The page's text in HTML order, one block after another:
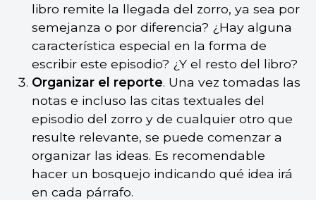
libro remite la llegada del zorro, ya sea por
semejanza o por diferencia? ¿Hay alguna
característica especial en la forma de
escribir este episodio? ¿Y el resto del libro?
Organizar el reporte. Una vez tomadas las
notas e incluso las citas textuales del
episodio del zorro y de cualquier otro que
resulte relevante, se puede comenzar a
organizar las ideas. Es recomendable
hacer un bosquejo indicando qué idea irá
en cada párrafo.